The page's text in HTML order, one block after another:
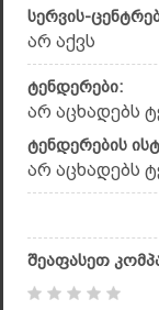
სერვის-
არ აქვს
ტენდერები:
არ აცხადებს
ტენდერების
არ აცხადებს
შეაფასეთ